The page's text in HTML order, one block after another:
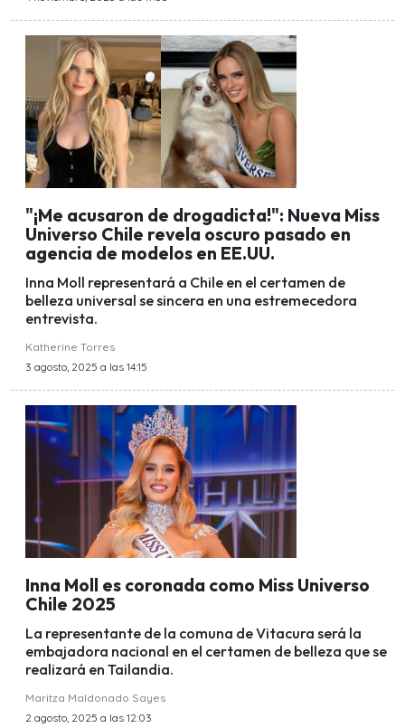
"¡Me acusaron de drogadicta!": Nueva Miss
Universo Chile revela oscuro pasado en
agencia de modelos en EE.UU.
Inna Moll representará a Chile en el certamen de
belleza universal se sincera en una estremecedora
entrevista.
Katherine Torres
3 agosto, 2025 a las 14:15
Inna Moll es coronada como Miss Universo
Chile 2025
La representante de la comuna de Vitacura será la
embajadora nacional en el certamen de belleza que se
realizará en Tailandia.
Maritza Maldonado Sayes
2 agosto, 2025 a las 12:03